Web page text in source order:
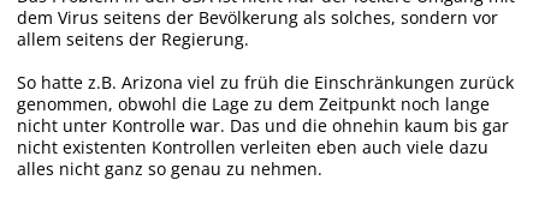
dem Virus seitens der Bevölkerung als solches, sondern vor
allem seitens der Regierung.
So hatte z.B. Arizona viel zu früh die Einschränkungen zurück
genommen, obwohl die Lage zu dem Zeitpunkt noch lange
nicht unter Kontrolle war. Das und die ohnehin kaum bis gar
nicht existenten Kontrollen verleiten eben auch viele dazu
alles nicht ganz so genau zu nehmen.